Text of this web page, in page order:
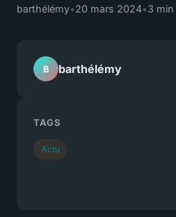
barthélémy•20 mars 2024•3
B barthélémy
TAGS
Actu